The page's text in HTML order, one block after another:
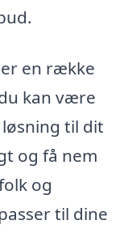
en række
kan være
til dit
og få nem
og
til dine